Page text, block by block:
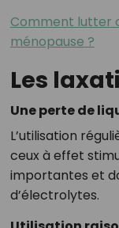
Comment lutter
ménopause ?
Les
Une perte de
L’utilisation
ceux à effet
importantes et
d’électrolytes.